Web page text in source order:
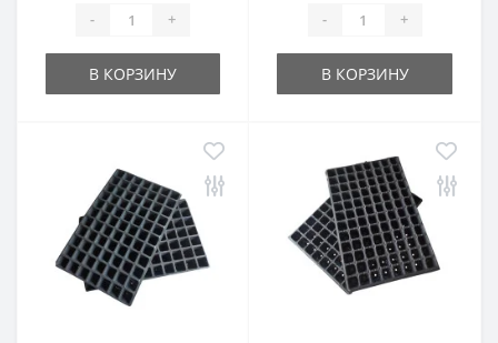
- +
В КОРЗИНУ
- +
В КОРЗИНУ